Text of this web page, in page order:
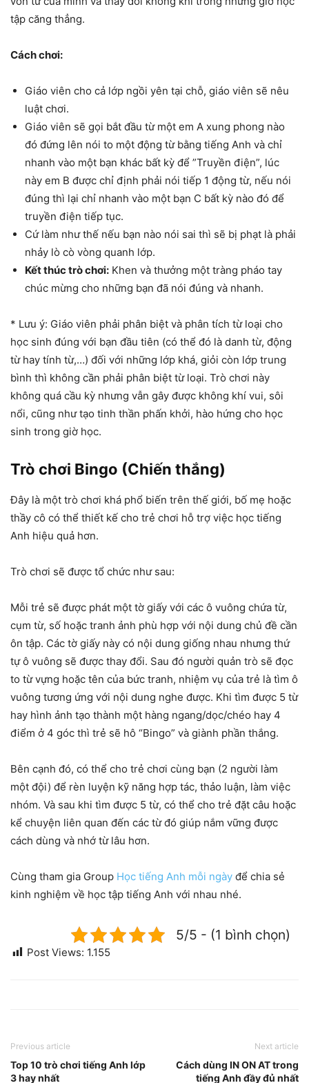
tập căng thẳng.
Cách chơi:
Giáo viên cho cả lớp ngồi yên tại chỗ, giáo viên sẽ nêu
luật chơi.
Giáo viên sẽ gọi bắt đầu từ một em A xung phong nào
đó đứng lên nói to một động từ bằng tiếng Anh và chỉ
nhanh vào một bạn khác bất kỳ để ”Truyền điện”, lúc
này em B được chỉ định phải nói tiếp 1 động từ, nếu nói
đúng thì lại chỉ nhanh vào một bạn C bất kỳ nào đó để
truyền điện tiếp tục.
Cứ làm như thế nếu bạn nào nói sai thì sẽ bị phạt là phải
nhảy lò cò vòng quanh lớp.
Kết thúc trò chơi: Khen và thưởng một tràng pháo tay
chúc mừng cho những bạn đã nói đúng và nhanh.
* Lưu ý: Giáo viên phải phân biệt và phân tích từ loại cho
học sinh đúng với bạn đầu tiên (có thể đó là danh từ, động
từ hay tính từ,…) đối với những lớp khá, giỏi còn lớp trung
bình thì không cần phải phân biệt từ loại. Trò chơi này
không quá cầu kỳ nhưng vẫn gây được không khí vui, sôi
nổi, cũng như tạo tinh thần phấn khởi, hào hứng cho học
sinh trong giờ học.
Trò chơi Bingo (Chiến thắng)
Đây là một trò chơi khá phổ biến trên thế giới, bố mẹ hoặc
thầy cô có thể thiết kế cho trẻ chơi hỗ trợ việc học tiếng
Anh hiệu quả hơn.
Trò chơi sẽ được tổ chức như sau:
Mỗi trẻ sẽ được phát một tờ giấy với các ô vuông chứa từ,
cụm từ, số hoặc tranh ảnh phù hợp với nội dung chủ đề cần
ôn tập. Các tờ giấy này có nội dung giống nhau nhưng thứ
tự ô vuông sẽ được thay đổi. Sau đó người quản trò sẽ đọc
to từ vựng hoặc tên của bức tranh, nhiệm vụ của trẻ là tìm ô
vuông tương ứng với nội dung nghe được. Khi tìm được 5 từ
hay hình ảnh tạo thành một hàng ngang/dọc/chéo hay 4
điểm ở 4 góc thì trẻ sẽ hô “Bingo” và giành phần thắng.
Bên cạnh đó, có thể cho trẻ chơi cùng bạn (2 người làm
một đội) để rèn luyện kỹ năng hợp tác, thảo luận, làm việc
nhóm. Và sau khi tìm được 5 từ, có thể cho trẻ đặt câu hoặc
kể chuyện liên quan đến các từ đó giúp nắm vững được
cách dùng và nhớ từ lâu hơn.
Cùng tham gia Group Học tiếng Anh mỗi ngày để chia sẻ
kinh nghiệm về học tập tiếng Anh với nhau nhé.
5/5 - (1 bình chọn)
Post Views: 1.155
Previous article
Top 10 trò chơi tiếng Anh lớp
3 hay nhất
Next article
Cách dùng IN ON AT trong
tiếng Anh đầy đủ nhất